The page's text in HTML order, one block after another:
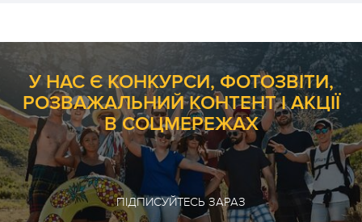
У НАС Є КОНКУРСИ, ФОТОЗВІТИ,
РОЗВАЖАЛЬНИЙ КОНТЕНТ І АКЦІЇ
В СОЦМЕРЕЖАХ
ПІДПИСУЙТЕСЬ ЗАРАЗ